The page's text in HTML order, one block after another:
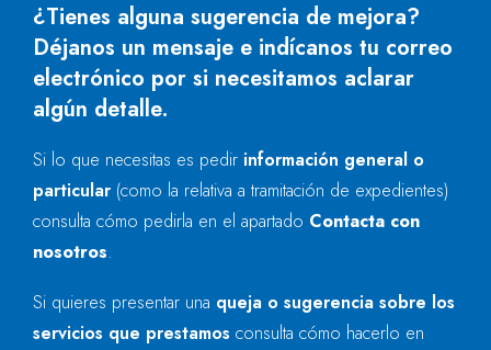
¿Tienes alguna sugerencia de mejora?
Déjanos un mensaje e indícanos tu correo
electrónico por si necesitamos aclarar
algún detalle.
Si lo que necesitas es pedir información general o
particular (como la relativa a tramitación de expedientes)
consulta cómo pedirla en el apartado Contacta con
nosotros.
Si quieres presentar una queja o sugerencia sobre los
servicios que prestamos consulta cómo hacerlo en